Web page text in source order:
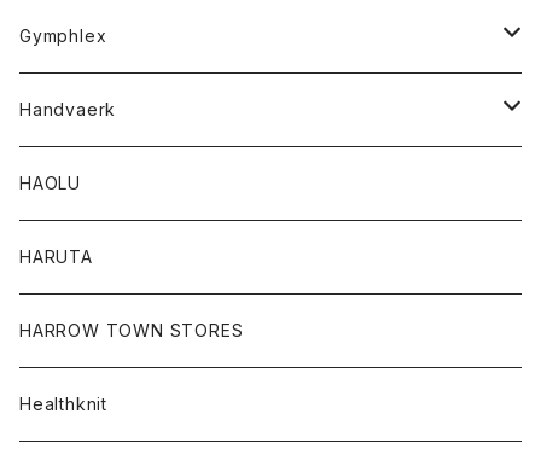
Tシャツ
Gymphlex
アウター
カーディガン
コート
トップス
シャツ
スウェット
レディース
カーディガン
コート
ボトム
パンツ
Handvaerk
トップス
Tシャツ
ロンTEE
HAOLU
HARUTA
HARROW TOWN STORES
Healthknit